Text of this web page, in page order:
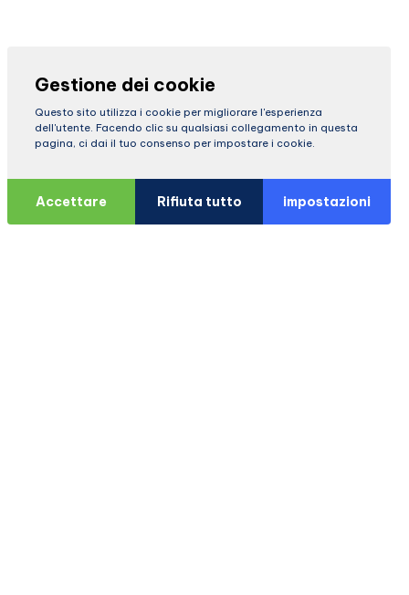
Gestione dei cookie
Questo sito utilizza i cookie per migliorare l'esperienza
dell'utente. Facendo clic su qualsiasi collegamento in questa
pagina, ci dai il tuo consenso per impostare i cookie.
Accettare Rifiuta tutto impostazioni